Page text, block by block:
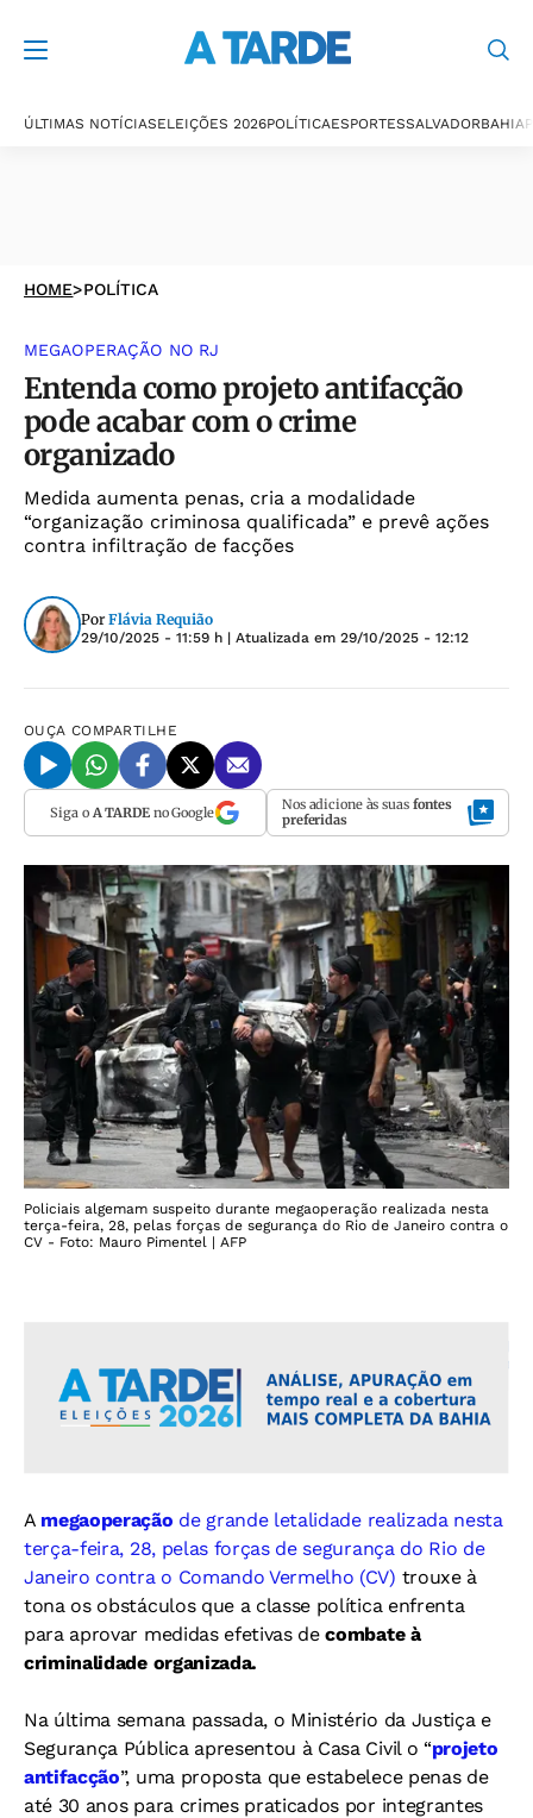
ÚLTIMAS NOTÍCIASELEIÇÕES 2026POLÍTICAESPORTESSALVADORBAHIA
HOME>POLÍTICA
MEGAOPERAÇÃO NO RJ
Entenda como projeto antifacção
pode acabar com o crime
organizado
Medida aumenta penas, cria a modalidade
“organização criminosa qualificada” e prevê ações
contra infiltração de facções
Por Flávia Requião
29/10/2025 - 11:59 h | Atualizada em 29/10/2025 - 12:12
OUÇA COMPARTILHE
Siga o A TARDEno Google Nos adicione às suas fontes
preferidas
Policiais algemam suspeito durante megaoperação realizada nesta
terça-feira, 28, pelas forças de segurança do Rio de Janeiro contra o
CV - Foto: Mauro Pimentel | AFP
A megaoperação de grande letalidade realizada nesta
terça-feira, 28, pelas forças de segurança do Rio de
Janeiro contra o Comando Vermelho (CV) trouxe à
tona os obstáculos que a classe política enfrenta
para aprovar medidas efetivas decombate à
criminalidade organizada.
Na última semana passada, o Ministério da Justiça e
Segurança Pública apresentou à Casa Civil o “projeto
antifacção”, uma proposta que estabelece penas de
até 30 anos para crimes praticados por integrantes